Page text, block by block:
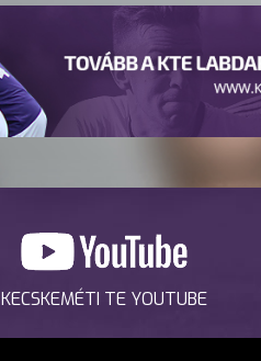
KECSKEMÉTI TE YOUTUBE